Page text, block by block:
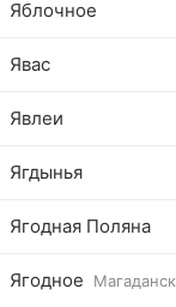
Яблочное
Явас
Явлеи
Ягдынья
Ягодная Поляна
Ягодное